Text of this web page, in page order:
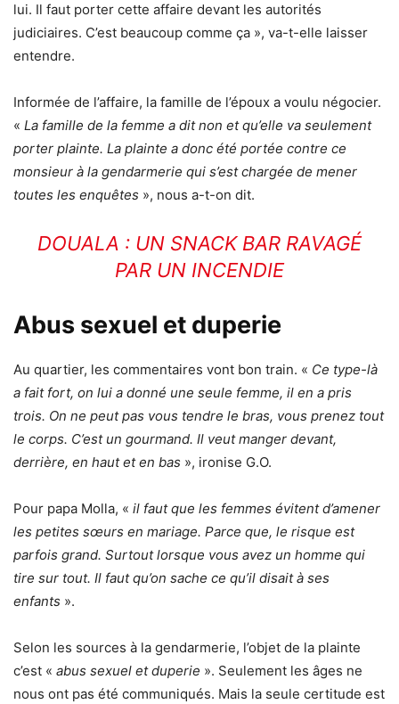
lui. Il faut porter cette affaire devant les autorités
judiciaires. C’est beaucoup comme ça », va-t-elle laisser
entendre.
Informée de l’affaire, la famille de l’époux a voulu négocier.
« La famille de la femme a dit non et qu’elle va seulement
porter plainte. La plainte a donc été portée contre ce
monsieur à la gendarmerie qui s’est chargée de mener
toutes les enquêtes », nous a-t-on dit.
DOUALA : UN SNACK BAR RAVAGÉ
PAR UN INCENDIE
Abus sexuel et duperie
Au quartier, les commentaires vont bon train. « Ce type-là
a fait fort, on lui a donné une seule femme, il en a pris
trois. On ne peut pas vous tendre le bras, vous prenez tout
le corps. C’est un gourmand. Il veut manger devant,
derrière, en haut et en bas », ironise G.O.
Pour papa Molla, « il faut que les femmes évitent d’amener
les petites sœurs en mariage. Parce que, le risque est
parfois grand. Surtout lorsque vous avez un homme qui
tire sur tout. Il faut qu’on sache ce qu’il disait à ses
enfants ».
Selon les sources à la gendarmerie, l’objet de la plainte
c’est « abus sexuel et duperie ». Seulement les âges ne
nous ont pas été communiqués. Mais la seule certitude est